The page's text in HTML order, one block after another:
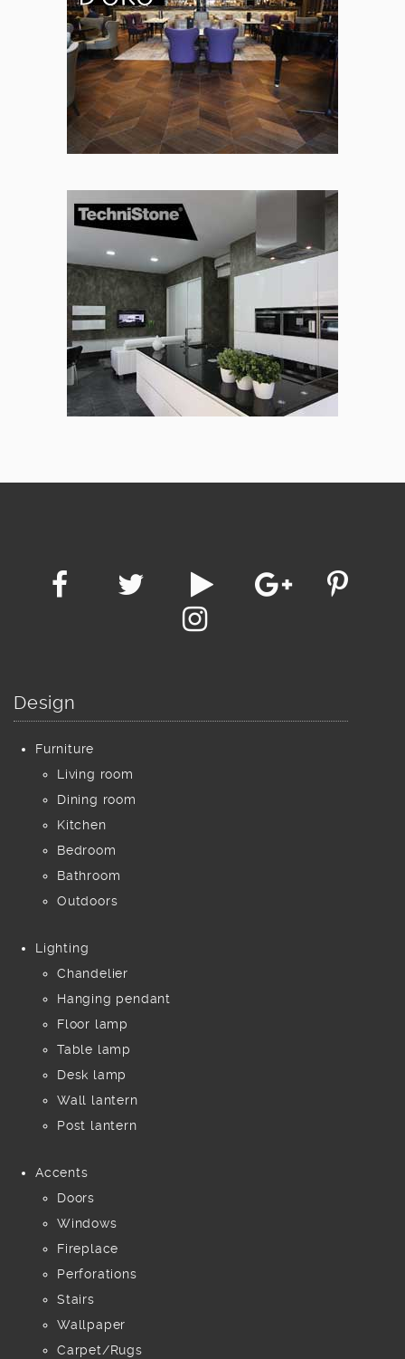
Design
Furniture
Living room
Dining room
Kitchen
Bedroom
Bathroom
Outdoors
Lighting
Chandelier
Hanging pendant
Floor lamp
Table lamp
Desk lamp
Wall lantern
Post lantern
Accents
Doors
Windows
Fireplace
Perforations
Stairs
Wallpaper
Carpet/Rugs